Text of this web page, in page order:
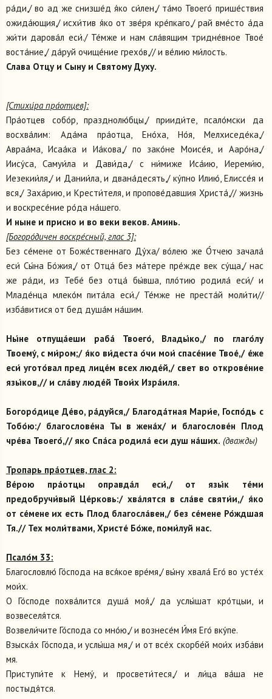
ра́ди,/ во ад же снизше́д я́ко си́лен,/ та́мо Твоего́ прише́ствия
ожида́ющия,/ исхи́тив я́ко от зве́ря кре́пкаго,/ рай вме́сто а́да
жи́ти дарова́л еси́./ Те́мже и нам сла́вящим тридне́вное Твое́
воста́ние,/ да́руй очище́ние грехо́в,// и ве́лию ми́лость.
Слава Отцу и Сыну и Святому Духу.
[Стихи́ра пра́отцев]:
Пра́отцев собо́р, празднолю́бцы,/ прииди́те, псало́мски да
восхва́лим: Ада́ма пра́отца, Ено́ха, Но́я, Мелхиседе́ка,/
Авраа́ма, Исаа́ка и Иа́кова,/ по зако́не Моисе́я, и Ааро́на,/
Иису́са, Самуи́ла и Дави́да,/ с ни́миже Иса́ию, Иереми́ю,
Иезекии́ля,/ и Дании́ла, и двана́десять,/ ку́пно Илию́, Елиссе́я и
вся,/ Заха́рию, и Крести́теля, и пропове́давшия Христа́,// жизнь
и воскресе́ние ро́да на́шего.
И ныне и присно и во веки веков. Аминь.
[Богоро́дичен воскре́сный, глас 3]:
Без се́мене от Боже́ственнаго Ду́ха/ во́лею же О́тчею зачала́
еси́ Сы́на Бо́жия,/ от Отца́ без ма́тере пре́жде век су́ща,/ нас
же ра́ди, из Тебе́ без отца́ бы́вша, пло́тию родила́ еси́/ и
Младе́нца млеко́м пита́ла еси́./ Те́мже не преста́й моли́ти//
изба́витися от бед душа́м на́шим.
Ны́не отпуща́еши раба́ Твоего́, Влады́ко,/ по глаго́лу
Твоему́, с ми́ром;/ я́ко ви́деста о́чи мои́ спасе́ние Твое́,/ е́же
еси́ угото́вал пред лице́м всех люде́й,/ свет во открове́ние
язы́ков,// и сла́ву люде́й Твои́х Изра́иля.
Богоро́дице Де́во, ра́дуйся,/ Благода́тная Мари́е, Госпо́дь с
Тобо́ю:/ благослове́на Ты в жена́х/ и благослове́н Плод
чре́ва Твоего́,// яко Спа́са родила́ еси душ на́ших. (дважды)
Тропарь пра́отцев, глас 2:
Ве́рою пра́отцы оправда́л еси́,/ от язы́к те́ми
предобручи́вый Це́рковь:/ хва́лятся в сла́ве святи́и,/ я́ко
от се́мене их есть Плод благосла́вен,/ без се́мене Ро́ждшая
Тя.// Тех моли́твами, Христе́ Бо́же, поми́луй нас.
Псало́м 33:
Благословлю́ Го́спода на вся́кое вре́мя,/ вы́ну хвала́ Его́ во усте́х
мои́х.
О Го́споде похва́лится душа́ моя́,/ да услы́шат кро́тцыи, и
возвеселя́тся.
Возвели́чите Го́спода со мно́ю,/ и вознесе́м И́мя Его́ вку́пе.
Взыска́х Го́спода, и услы́ша мя,/ и от все́х скорбе́й мои́х изба́ви
мя.
Приступи́те к Нему́, и просвети́теся,/ и ли́ца ва́ша не
постыдя́тся.